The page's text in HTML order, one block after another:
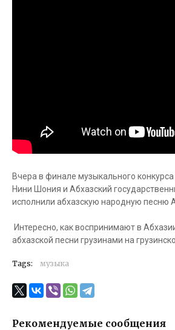
Вчера в финале музыкального
Нини Шония и Абхазский
исполнили абхазскую народную песню
Интересно, как воспринимают в
абхазской песни грузинами на
Tags: музыка
Рекомендуемые сообщения